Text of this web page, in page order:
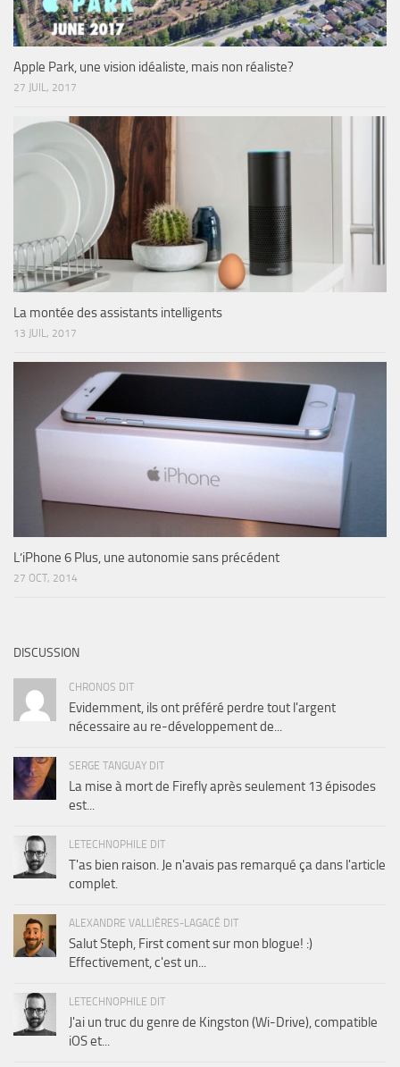
Apple Park, une vision idéaliste, mais non réaliste?
27 JUIL, 2017
La montée des assistants intelligents
13 JUIL, 2017
L’iPhone 6 Plus, une autonomie sans précédent
27 OCT, 2014
DISCUSSION
CHRONOS DIT
Evidemment, ils ont préféré perdre tout l'argent
nécessaire au re-développement de...
SERGE TANGUAY DIT
La mise à mort de Firefly après seulement 13 épisodes
est...
LETECHNOPHILE DIT
T'as bien raison. Je n'avais pas remarqué ça dans l'article
complet.
ALEXANDRE VALLIÈRES-LAGACÉ DIT
Salut Steph, First coment sur mon blogue! :)
Effectivement, c'est un...
LETECHNOPHILE DIT
J'ai un truc du genre de Kingston (Wi-Drive), compatible
iOS et...